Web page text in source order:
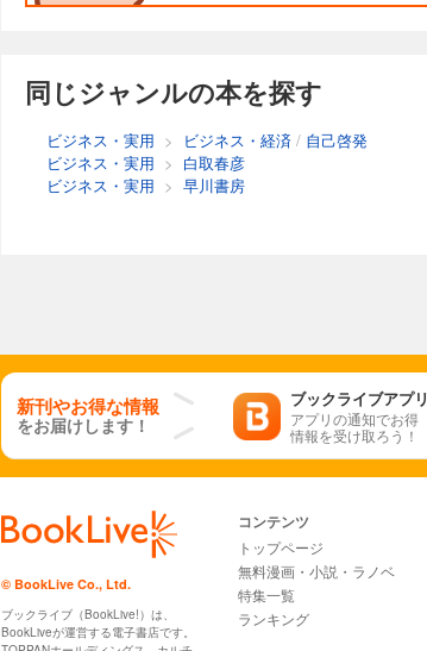
同じジャンルの本を探す
ビジネス・実用 > ビジネス・経済 / 自己啓発
ビジネス・実用 > 白取春彦
ビジネス・実用 > 早川書房
新刊やお得な情報
をお届けします！
ブックライブアプリ
アプリの通知でお得
情報を受け取ろう！
© BookLive Co., Ltd.
ブックライブ（BookLive!）は、
BookLiveが運営する電子書店です。
コンテンツ
トップページ
無料漫画・小説・ラノベ
特集一覧
ランキング